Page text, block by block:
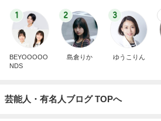
1
BEYOOOOO
NDS
2
島倉りか
3
ゆうこりん
芸能人・有名人ブログ TOPへ